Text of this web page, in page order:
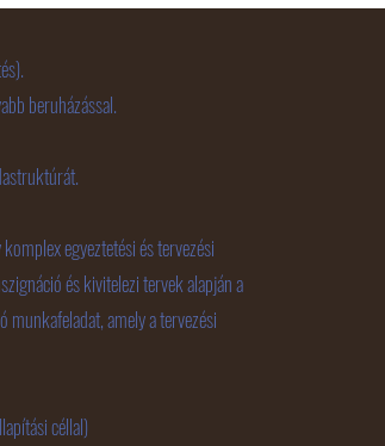
beruházással.
egyeztetési és tervezési
és kivitelezi tervek alapján a
munkafeladat, amely a tervezési
céllal)